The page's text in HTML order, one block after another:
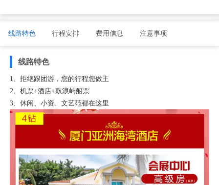
线路特色 行程安排 费用信息 注意事项
线路特色
1、拒绝跟团游，您的行程您做主
2、机票+酒店+鼓浪屿船票
3、休闲、小资、文艺范都在这里